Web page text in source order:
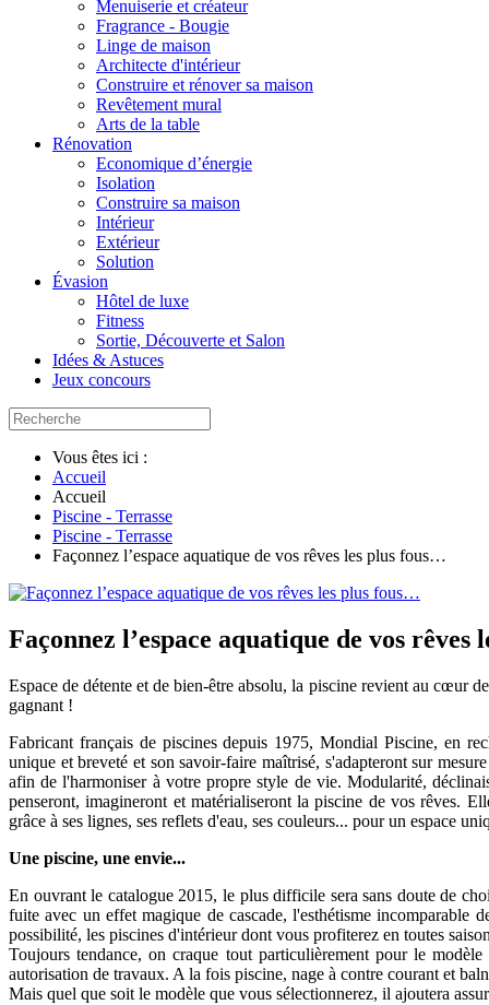
Menuiserie et créateur
Fragrance - Bougie
Linge de maison
Architecte d'intérieur
Construire et rénover sa maison
Revêtement mural
Arts de la table
Rénovation
Economique d’énergie
Isolation
Construire sa maison
Intérieur
Extérieur
Solution
Évasion
Hôtel de luxe
Fitness
Sortie, Découverte et Salon
Idées & Astuces
Jeux concours
Vous êtes ici :
Accueil
Accueil
Piscine - Terrasse
Piscine - Terrasse
Façonnez l’espace aquatique de vos rêves les plus fous…
Façonnez l’espace aquatique de vos
Espace de détente et de bien-être absolu, la piscine revient au cœur
gagnant !
Fabricant français de piscines depuis 1975, Mondial Piscine, en
unique et breveté et son savoir-faire maîtrisé, s'adapteront sur
afin de l'harmoniser à votre propre style de vie. Modularité,
penseront, imagineront et matérialiseront la piscine de vos rêves.
grâce à ses lignes, ses reflets d'eau, ses couleurs... pour un espace
Une piscine, une envie...
En ouvrant le catalogue 2015, le plus difficile sera sans doute de
fuite avec un effet magique de cascade, l'esthétisme
possibilité, les piscines d'intérieur dont vous profiterez en toutes
Toujours tendance, on craque tout particulièrement pour le
autorisation de travaux. A la fois piscine, nage à contre courant et
Mais quel que soit le modèle que vous sélectionnerez, il ajoutera